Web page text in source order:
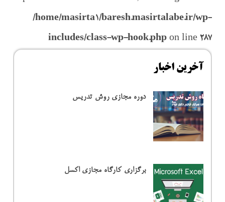
/home/masirta1/baresh.masirtalabe.ir/wp-
includes/class-wp-hook.phpon line 287
آخرین اخبار
دوره مجازی روش تدریس
برگزاری کارگاه مجازی اکسل